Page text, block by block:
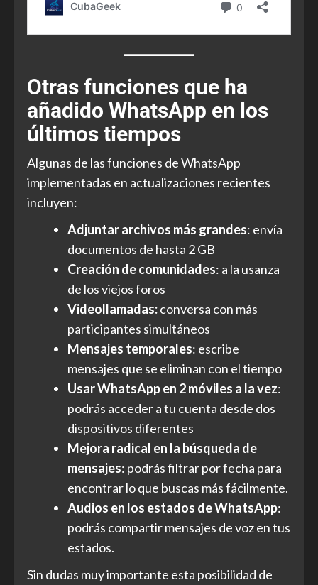
Otras funciones que ha
añadido WhatsApp en los
últimos tiempos
Algunas de las funciones de WhatsApp
implementadas en actualizaciones recientes
incluyen:
Adjuntar archivos más grandes: envía
documentos de hasta 2 GB
Creación de comunidades: a la usanza
de los viejos foros
Videollamadas:conversa con más
participantes simultáneos
Mensajes temporales: escribe
mensajes que se eliminan con el tiempo
Usar WhatsApp en 2 móviles a la vez:
podrás acceder a tu cuenta desde dos
dispositivos diferentes
Mejora radical en la búsqueda de
mensajes: podrás filtrar por fecha para
encontrar lo que buscas más fácilmente.
Audios en los estados de WhatsApp:
podrás compartir mensajes de voz en tus
estados.
Sin dudas muy importante esta posibilidad de